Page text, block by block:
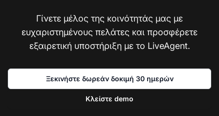
Γίνετε μέλος της κοινότητάς μας με
ευχαριστημένους πελάτες και προσφέρετε
εξαιρετική υποστήριξη με το LiveAgent.
Ξεκινήστε δωρεάν δοκιμή 30 ημερών
Κλείστε demo